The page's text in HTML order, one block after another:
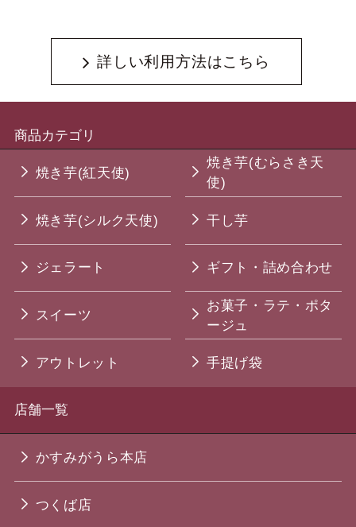
詳しい利用方法はこちら
商品カテゴリ
焼き芋(紅天使)
焼き芋(むらさき天
使)
焼き芋(シルク天使) 干し芋
ジェラート ギフト・詰め合わせ
スイーツ
お菓子・ラテ・ポタ
ージュ
アウトレット 手提げ袋
店舗一覧
かすみがうら本店
つくば店